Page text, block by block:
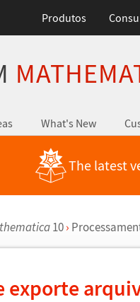
Produtos
What's New
The latest
10 ›
exporte